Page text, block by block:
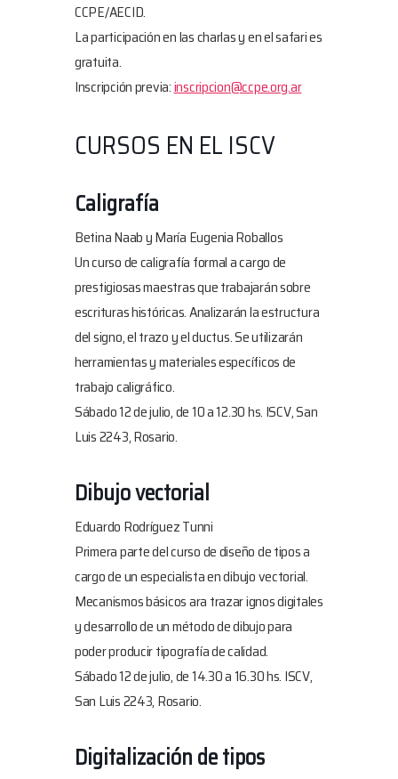
CCPE/AECID.
La participación en las charlas y en el safari es
gratuita.
Inscripción previa:inscripcion@ccpe.org.ar
CURSOS EN EL ISCV
Caligrafía
Betina Naab y María Eugenia Roballos
Un curso de caligrafía formal a cargo de
prestigiosas maestras que trabajarán sobre
escrituras históricas. Analizarán la estructura
del signo, el trazo y el ductus. Se utilizarán
herramientas y materiales específicos de
trabajo caligráfico.
Sábado 12 de julio, de 10 a 12.30 hs. ISCV, San
Luis 2243, Rosario.
Dibujo vectorial
Eduardo Rodríguez Tunni
Primera parte del curso de diseño de tipos a
cargo de un especialista en dibujo vectorial.
Mecanismos básicos ara trazar ignos digitales
y desarrollo de un método de dibujo para
poder producir tipografía de calidad.
Sábado 12 de julio, de 14.30 a 16.30 hs. ISCV,
San Luis 2243, Rosario.
Digitalización de tipos